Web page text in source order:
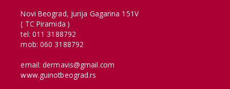
Novi Beograd, Jurija Gagarina 151V
( TC Piramida )
tel: 011 3188792
mob: 060 3188792
email: dermavis@gmail.com
www.guinotbeograd.rs